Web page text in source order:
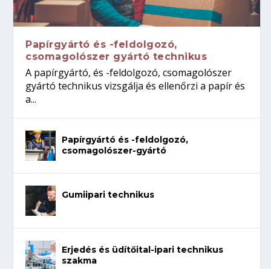
Papírgyártó és -feldolgozó,
csomagolószer gyártó technikus
A papírgyártó, és -feldolgozó, csomagolószer
gyártó technikus vizsgálja és ellenőrzi a papír és
a...
Papírgyártó és -feldolgozó,
csomagolószer-gyártó
Gumiipari technikus
Erjedés és üdítőital-ipari technikus
szakma